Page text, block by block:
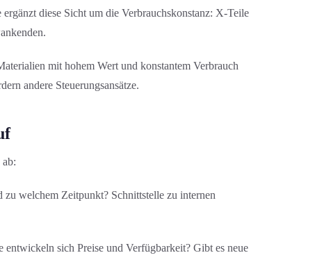
diese Sicht um die Verbrauchskonstanz: X-Teile
mit hohem Wert und konstantem Verbrauch
andere Steuerungs­ansätze.
welchem Zeitpunkt? Schnittstelle zu internen
sich Preise und Verfügbarkeit? Gibt es neue